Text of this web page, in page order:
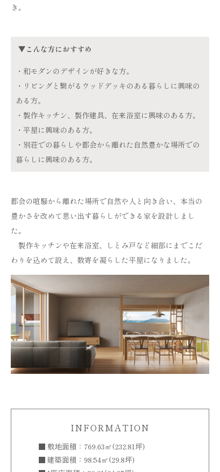
き。
▼こんな方におすすめ
・和モダンのデザインが好きな方。
・リビングと繋がるウッドデッキのある暮らしに興味の
ある方。
・製作キッチン、製作建具、在来浴室に興味のある方。
・平屋に興味のある方。
・別荘での暮らしや都会から離れた自然豊かな場所での
暮らしに興味のある方。
都会の喧騒から離れた場所で自然や人と向き合い、本当の
豊かさを改めて思い出す暮らしができる家を設計しまし
た。
製作キッチンや在来浴室、しとみ戸など細部にまでこだ
わりを込めて設え、数寄を凝らした平屋になりました。
INFORMATION
敷地面積：769.63㎡(232.81坪)
建築面積：98.54㎡(29.8坪)